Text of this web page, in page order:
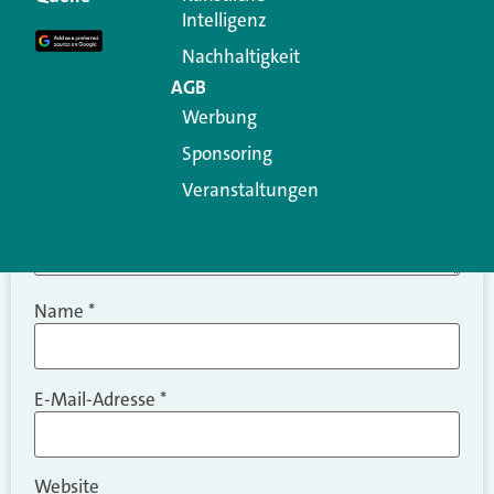
Kommentar
Name *
E-Mail-Adresse *
Website
Intelligenz
Nachhaltigkeit
AGB
Werbung
Sponsoring
Veranstaltungen